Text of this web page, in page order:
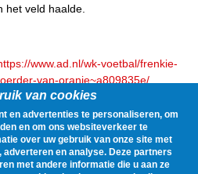
het veld haalde.
www.ad.nl/wk-voetbal/frenkie-
van-oranje~a809835e/
- 10:56
van cookies
en advertenties te personaliseren, om
en om ons websiteverkeer te
over uw gebruik van onze site met
en analyse. Deze partners
met andere informatie die u aan ze